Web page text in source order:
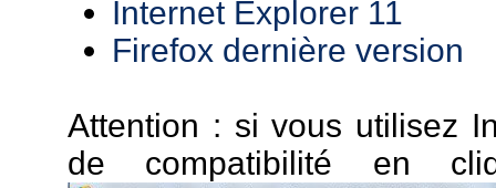
Internet Explorer 11
Firefox dernière version
Attention : si vous utilisez
de compatibilité en